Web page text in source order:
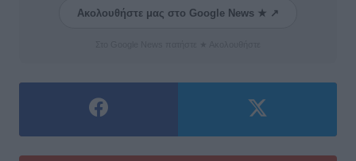
Ακολουθήστε μας στο Google News ★ ↗